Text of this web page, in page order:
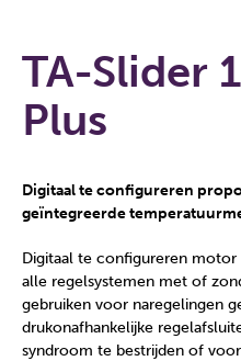
TA-Slider
Plus
Digitaal te configureren
geïntegreerde
Digitaal te configureren
alle regelsystemen met of
gebruiken voor naregelingen
drukonafhankelijke
syndroom te bestrijden of